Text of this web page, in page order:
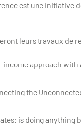
est une initiative
leurs travaux de
approach
the
is doing anything